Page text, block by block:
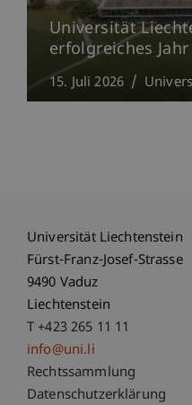
Universität
erfolgreiches
15. Juli 2026
Universität Liechtenstein
Fürst-Franz-Josef-Strasse
9490 Vaduz
Liechtenstein
T +423 265 11 11
info@uni.li
Fußzeile
Rechtssammlung
Datenschutzerklärung